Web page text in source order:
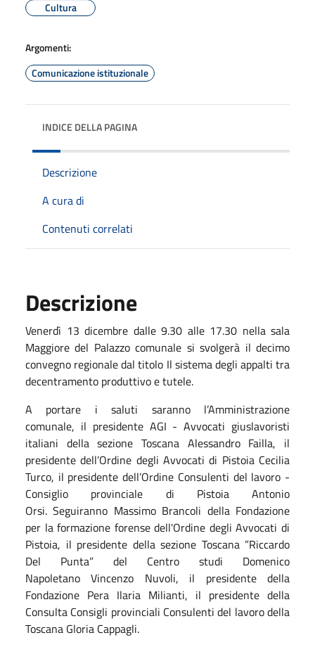
Cultura
Argomenti:
Comunicazione istituzionale
INDICE DELLA PAGINA
Descrizione
A cura di
Contenuti correlati
Descrizione
Venerdì 13 dicembre dalle 9.30 alle 17.30 nella sala
Maggiore del Palazzo comunale si svolgerà il decimo
convegno regionale dal titolo Il sistema degli appalti tra
decentramento produttivo e tutele.
A portare i saluti saranno l’Amministrazione
comunale, il presidente AGI - Avvocati giuslavoristi
italiani della sezione Toscana Alessandro Failla, il
presidente dell’Ordine degli Avvocati di Pistoia Cecilia
Turco, il presidente dell’Ordine Consulenti del lavoro -
Consiglio provinciale di Pistoia Antonio
Orsi. Seguiranno Massimo Brancoli della Fondazione
per la formazione forense dell'Ordine degli Avvocati di
Pistoia, il presidente della sezione Toscana ”Riccardo
Del Punta” del Centro studi Domenico
Napoletano Vincenzo Nuvoli, il presidente della
Fondazione Pera Ilaria Milianti, il presidente della
Consulta Consigli provinciali Consulenti del lavoro della
Toscana Gloria Cappagli.